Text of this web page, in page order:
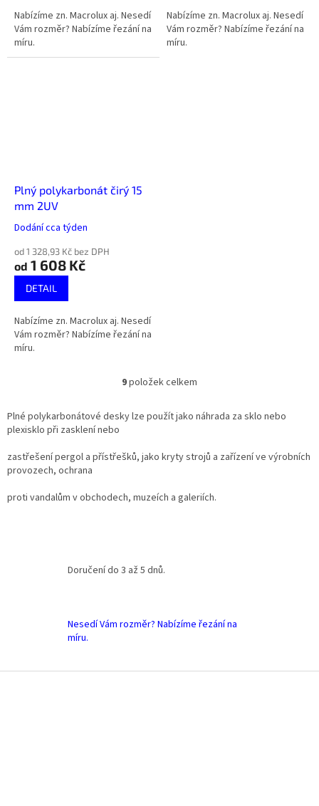
Nabízíme zn. Macrolux aj. Nesedí
Vám rozměr? Nabízíme řezání na
míru.
Nabízíme zn. Macrolux aj. Nesedí
Vám rozměr? Nabízíme řezání na
míru.
Plný polykarbonát čirý 15
mm 2UV
Dodání cca týden
od 1 328,93 Kč bez DPH
od 1 608 Kč
DETAIL
Nabízíme zn. Macrolux aj. Nesedí
Vám rozměr? Nabízíme řezání na
míru.
O
l
a
p
v
ý
s
u
9položek celkem
Plné polykarbonátové desky lze použít jako náhrada za sklo nebo
plexisklo při zasklení nebo
zastřešení pergol a přístřešků, jako kryty strojů a zařízení ve výrobních
provozech, ochrana
proti vandalům v obchodech, muzeích a galeriích.
Doručení do 3 až 5 dnů.
Nesedí Vám rozměr? Nabízíme řezání na
míru.